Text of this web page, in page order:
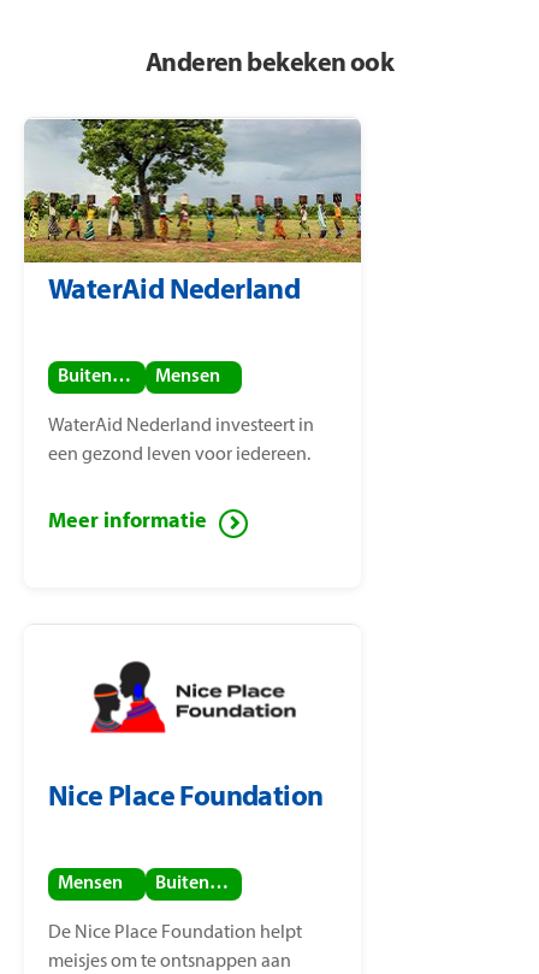
Anderen bekeken ook
WaterAid Nederland
Buitenland Mensen
WaterAid Nederland investeert in
een gezond leven voor iedereen.
Meer informatie
Nice Place Foundation
Mensen Buitenland
De Nice Place Foundation helpt
meisjes om te ontsnappen aan